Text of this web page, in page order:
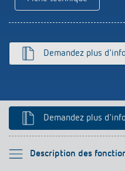
Références
Télérupteur
Demandez plus
Demandez plus
Description des
Veuillez sélectionner